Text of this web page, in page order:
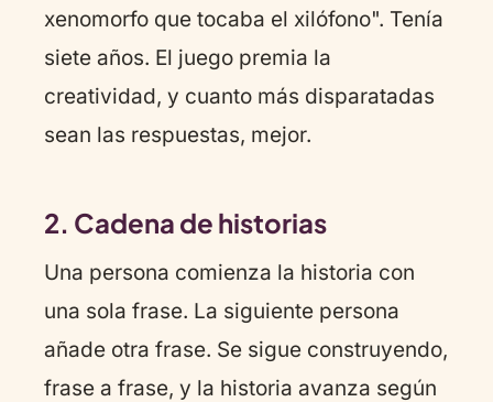
xenomorfo que tocaba el xilófono". Tenía
siete años. El juego premia la
creatividad, y cuanto más disparatadas
sean las respuestas, mejor.
2. Cadena de historias
Una persona comienza la historia con
una sola frase. La siguiente persona
añade otra frase. Se sigue construyendo,
frase a frase, y la historia avanza según